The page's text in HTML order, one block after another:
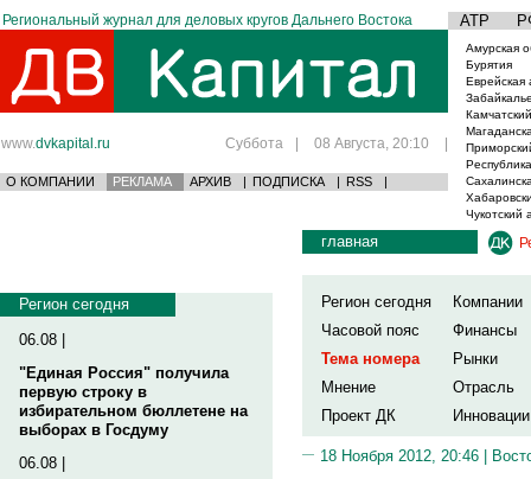
Региональный журнал для деловых кругов Дальнего Востока АТР
www.dvkapital.ru Суббота | 08 Августа, 20:10 |
О КОМПАНИИ РЕКЛАМА АРХИВ | ПОДПИСКА | RSS |
Амурская
Бурятия
Еврейская
Чукотский
Регион сегодня
06.08 |
"Единая Россия" получила
первую строку в
избирательном бюллетене на
выборах в Госдуму
06.08 |
главная
Регион сегодня
Компании
Часовой пояс
Финансы
Тема номера
Рынки
Мнение
Отрасль
Проект ДК
Инновации
18 Ноября 2012, 20:46 |